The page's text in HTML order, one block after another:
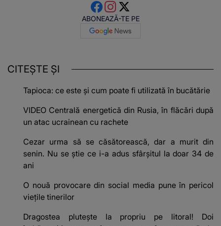
ABONEAZĂ-TE PE
CITEȘTE ȘI
Tapioca: ce este și cum poate fi utilizată în bucătărie
VIDEO Centrală energetică din Rusia, în flăcări după
un atac ucrainean cu rachete
Cezar urma să se căsătorească, dar a murit din
senin. Nu se știe ce i-a adus sfârșitul la doar 34 de
ani
O nouă provocare din social media pune în pericol
viețile tinerilor
Dragostea plutește la propriu pe litoral! Doi